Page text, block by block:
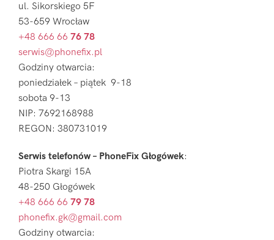
ul. Sikorskiego 5F
53-659 Wrocław
+48 666 66 76 78
serwis@phonefix.pl
Godziny otwarcia:
poniedziałek – piątek 9-18
sobota 9-13
NIP: 7692168988
REGON: 380731019
Serwis telefonów – PhoneFix Głogówek:
Piotra Skargi 15A
48-250 Głogówek
+48 666 66 79 78
phonefix.gk@gmail.com
Godziny otwarcia: